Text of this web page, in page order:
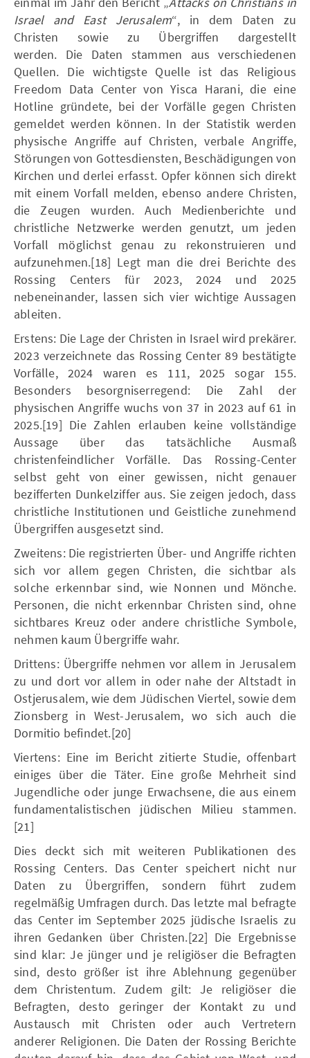
Israel and East Jerusalem“, in dem Daten zu
Christen sowie zu Übergriffen dargestellt
werden. Die Daten stammen aus verschiedenen
Quellen. Die wichtigste Quelle ist das Religious
Freedom Data Center von Yisca Harani, die eine
Hotline gründete, bei der Vorfälle gegen Christen
gemeldet werden können. In der Statistik werden
physische Angriffe auf Christen, verbale Angriffe,
Störungen von Gottesdiensten, Beschädigungen von
Kirchen und derlei erfasst. Opfer können sich direkt
mit einem Vorfall melden, ebenso andere Christen,
die Zeugen wurden. Auch Medienberichte und
christliche Netzwerke werden genutzt, um jeden
Vorfall möglichst genau zu rekonstruieren und
aufzunehmen.[18] Legt man die drei Berichte des
Rossing Centers für 2023, 2024 und 2025
nebeneinander, lassen sich vier wichtige Aussagen
ableiten.
Erstens: Die Lage der Christen in Israel wird prekärer.
2023 verzeichnete das Rossing Center 89 bestätigte
Vorfälle, 2024 waren es 111, 2025 sogar 155.
Besonders besorgniserregend: Die Zahl der
physischen Angriffe wuchs von 37 in 2023 auf 61 in
2025.[19] Die Zahlen erlauben keine vollständige
Aussage über das tatsächliche Ausmaß
christenfeindlicher Vorfälle. Das Rossing-Center
selbst geht von einer gewissen, nicht genauer
bezifferten Dunkelziffer aus. Sie zeigen jedoch, dass
christliche Institutionen und Geistliche zunehmend
Übergriffen ausgesetzt sind.
Zweitens: Die registrierten Über- und Angriffe richten
sich vor allem gegen Christen, die sichtbar als
solche erkennbar sind, wie Nonnen und Mönche.
Personen, die nicht erkennbar Christen sind, ohne
sichtbares Kreuz oder andere christliche Symbole,
nehmen kaum Übergriffe wahr.
Drittens: Übergriffe nehmen vor allem in Jerusalem
zu und dort vor allem in oder nahe der Altstadt in
Ostjerusalem, wie dem Jüdischen Viertel, sowie dem
Zionsberg in West-Jerusalem, wo sich auch die
Dormitio befindet.[20]
Viertens: Eine im Bericht zitierte Studie, offenbart
einiges über die Täter. Eine große Mehrheit sind
Jugendliche oder junge Erwachsene, die aus einem
fundamentalistischen jüdischen Milieu stammen.
[21]
Dies deckt sich mit weiteren Publikationen des
Rossing Centers. Das Center speichert nicht nur
Daten zu Übergriffen, sondern führt zudem
regelmäßig Umfragen durch. Das letzte mal befragte
das Center im September 2025 jüdische Israelis zu
ihren Gedanken über Christen.[22] Die Ergebnisse
sind klar: Je jünger und je religiöser die Befragten
sind, desto größer ist ihre Ablehnung gegenüber
dem Christentum. Zudem gilt: Je religiöser die
Befragten, desto geringer der Kontakt zu und
Austausch mit Christen oder auch Vertretern
anderer Religionen. Die Daten der Rossing Berichte